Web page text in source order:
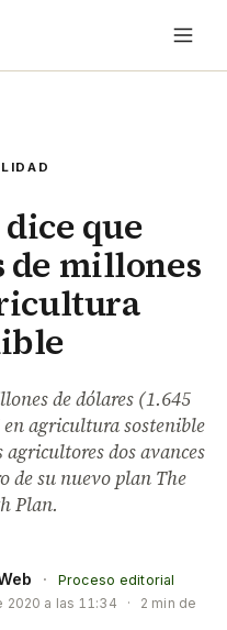
que
millones
de dólares (1.645
agricultura sostenible
dos avances
de su nuevo plan The
Plan.
·
Proceso editorial
2020 a las 11:34 ·
2 min de